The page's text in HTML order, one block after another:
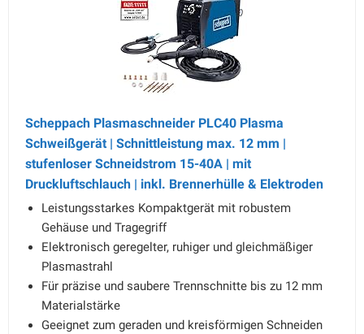
Scheppach Plasmaschneider PLC40 Plasma
Schweißgerät | Schnittleistung max. 12 mm |
stufenloser Schneidstrom 15-40A | mit
Druckluftschlauch | inkl. Brennerhülle & Elektroden
Leistungsstarkes Kompaktgerät mit robustem
Gehäuse und Tragegriff
Elektronisch geregelter, ruhiger und gleichmäßiger
Plasmastrahl
Für präzise und saubere Trennschnitte bis zu 12 mm
Materialstärke
Geeignet zum geraden und kreisförmigen Schneiden